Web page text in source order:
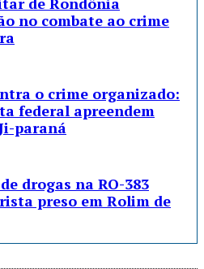
no combate ao crime
o crime organizado:
federal apreendem
paraná
drogas na RO-383
preso em Rolim de